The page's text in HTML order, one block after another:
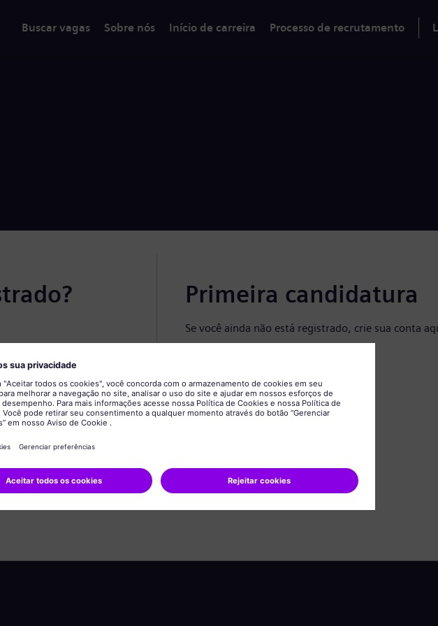
Buscar vagas Sobre nós Início de carreira Processo de recrutamento
Primeira candidatura
Se você ainda não está registrado, crie sua conta